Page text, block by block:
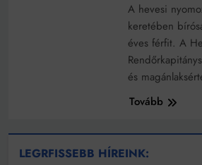
A hevesi
keretében
éves férfit. A
és
Tovább
LEGRFISSEBB HÍREINK: